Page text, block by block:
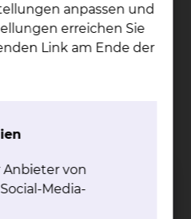
Braunschweig
anpassen und
erreichen Sie
Link am Ende der
Anbieter von
Media-